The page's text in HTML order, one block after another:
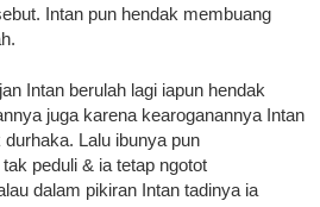
Intan pun hendak membuang
Intan berulah lagi iapun hendak
juga karena kearoganannya Intan
Lalu ibunya pun
peduli & ia tetap ngotot
dalam pikiran Intan tadinya ia